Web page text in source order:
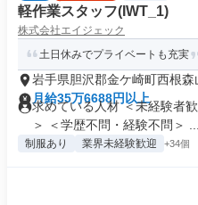
軽作業スタッフ(IWT_1)
株式会社エイジェック
土日休みでプライベートも充実
岩手県胆沢郡金ケ崎町西根森
月給35万6688円以上
求めている人材 ＜未経験者
＞ ＜学歴不問・経験不問＞ ...
制服あり 業界未経験歓迎 +34個